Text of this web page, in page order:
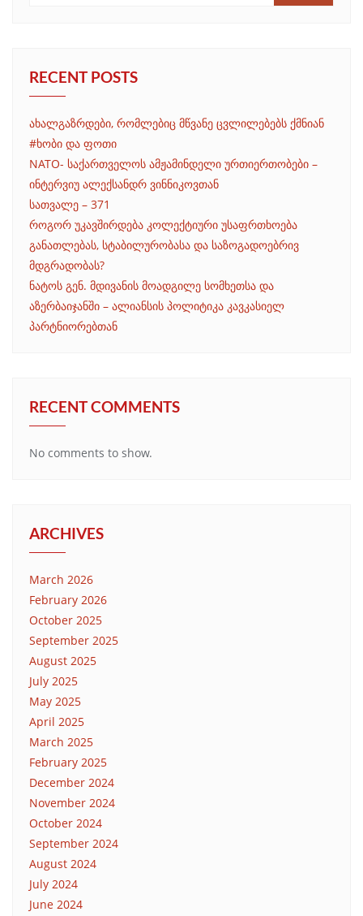
RECENT POSTS
ახალგაზრდები, რომლებიც მწვანე ცვლილებებს ქმნიან
#ხობი და ფოთი
NATO- საქართველოს ამჟამინდელი ურთიერთობები –
ინტერვიუ ალექსანდრ ვინნიკოვთან
სათვალე – 371
როგორ უკავშირდება კოლექტიური უსაფრთხოება
განათლებას, სტაბილურობასა და საზოგადოებრივ
მდგრადობას?
ნატოს გენ. მდივანის მოადგილე სომხეთსა და
აზერბაიჯანში – ალიანსის პოლიტიკა კავკასიელ
პარტნიორებთან
RECENT COMMENTS
No comments to show.
ARCHIVES
March 2026
February 2026
October 2025
September 2025
August 2025
July 2025
May 2025
April 2025
March 2025
February 2025
December 2024
November 2024
October 2024
September 2024
August 2024
July 2024
June 2024